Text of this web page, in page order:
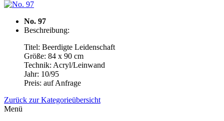
No. 97
Beschreibung:
Titel: Beerdigte Leidenschaft
Größe: 84 x 90 cm
Technik: Acryl/Leinwand
Jahr: 10/95
Preis: auf Anfrage
Zurück zur Kategorieübersicht
Menü